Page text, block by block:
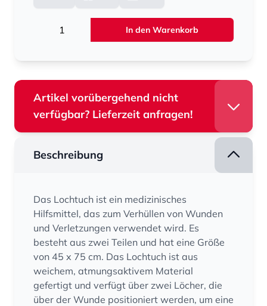
In den Warenkorb
Artikel vorübergehend nicht
verfügbar? Lieferzeit anfragen!
Beschreibung
Das Lochtuch ist ein medizinisches
Hilfsmittel, das zum Verhüllen von Wunden
und Verletzungen verwendet wird. Es
besteht aus zwei Teilen und hat eine Größe
von 45 x 75 cm. Das Lochtuch ist aus
weichem, atmungsaktivem Material
gefertigt und verfügt über zwei Löcher, die
über der Wunde positioniert werden, um eine